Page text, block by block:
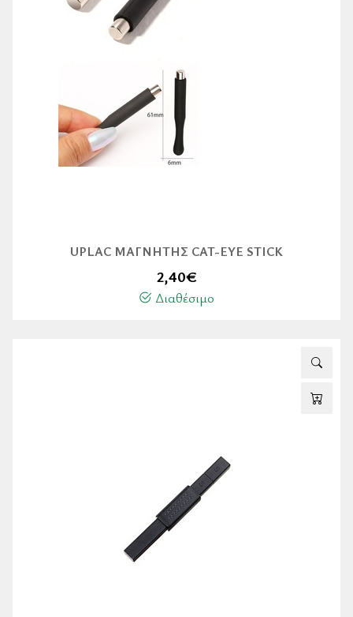
UPLAC ΜΑΓΝΉΤΗΣ CAT-EYE STICK
2,40€
Διαθέσιμο